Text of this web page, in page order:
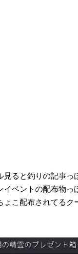
見ると釣りの記事っ
イベントの配布物っ
ょこ配布されてるク